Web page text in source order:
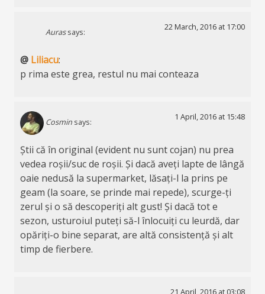
Auras says:
22 March, 2016 at 17:00
@ Liliacu:
p rima este grea, restul nu mai conteaza
Cosmin says:
1 April, 2016 at 15:48
Știi că în original (evident nu sunt cojan) nu prea
vedea roșii/suc de roșii. Și dacă aveți lapte de lângă
oaie nedusă la supermarket, lăsați-l la prins pe
geam (la soare, se prinde mai repede), scurge-ți
zerul și o să descoperiți alt gust! Și dacă tot e
sezon, usturoiul puteți să-l înlocuiți cu leurdă, dar
opăriți-o bine separat, are altă consistență și alt
timp de fierbere.
21 April, 2016 at 03:08